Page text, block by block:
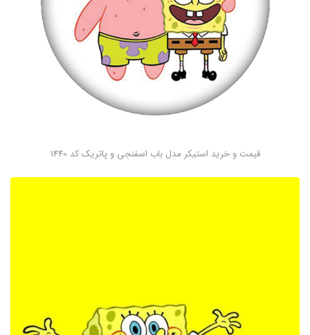
قیمت و خرید استیکر مدل باب اسفنجی و پاتریک کد 1440